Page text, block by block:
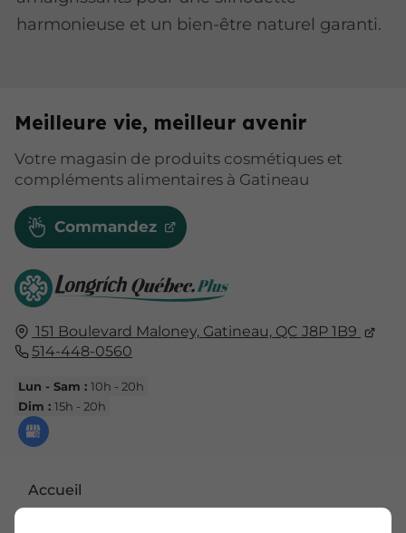
harmonieuse et un bien-être naturel garanti.
151 Boulevard Maloney, Gatineau, QC J8P 1B9
514-448-0560
Lun - Sam :10h - 20h
Dim :15h - 20h
Accueil
Meilleure vie, meilleur avenir
Votre magasin de produits cosmétiques et
compléments alimentaires à Gatineau
Commandez